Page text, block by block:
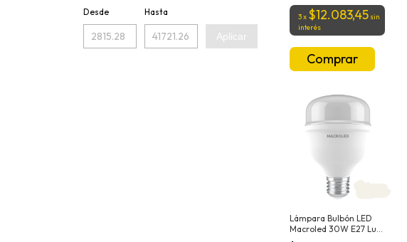
Desde Hasta
Aplicar
3x $12.083,45 sin
interés
Lámpara Bulbón LED
Macroled 30W E27 Luz
Fría 6500K